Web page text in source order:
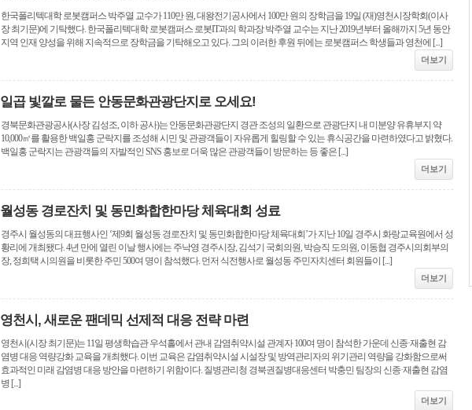
한국폴리텍대학 로봇캠퍼스 박주열 교수가 110만 원, 대왕전기공사에서 100만 원의 장학금을 19일 (재)영천시장학회(이사
장 최기문)에 기탁했다. 한국폴리텍대학 로봇캠퍼스 로봇IT과의 학과장 박주열 교수는 지난 2019년부터 올해까지 5년 동안
지역 인재 양성을 위해 지속적으로 장학금을 기탁해오고 있다. 그의 이러한 후원 뒤에는 로봇캠퍼스 학생들과 영천에 [...]
더보기
일곱 빛깔로 물든 안동문화관광단지로 오세요!
경북문화관광공사(사장 김성조, 이하 공사)는 안동문화관광단지 경관 조성의 일환으로 관광단지 내 미분양 유휴부지 약
10,000㎡를 활용한 백일홍 군락지를 조성해 시민 및 관광객들이 자유롭게 힐링할 수 있는 휴식공간을 마련하였다고 밝혔다.
백일홍 군락지는 관광객들의 자발적인 SNS 홍보로 더욱 많은 관광객들이 방문하는 등 좋은 [...]
더보기
월성동 경로잔치 및 동민화합한마당 체육대회 성료
경주시 월성동의 대표행사인 ‘제9회 월성동 경로잔치 및 동민화합한마당 체육대회’가 지난 10일 경주시 화랑교육원에서 성
황리에 개최됐다. 4년 만에 열린 이날 행사에는 주낙영 경주시장, 김석기 국회의원, 박승직 도의원, 이동협 경주시의회부의
장, 정희택 시의원을 비롯한 주민 500여 명이 참석했다. 먼저 식전행사로 월성동 주민자치센터 회원들이 [...]
더보기
영천시, 새로운 팬데믹 선제적 대응 전략 마련
영천시(시장 최기문)는 11일 평생학습관 우석홀에서 관내 감염취약시설 관계자 100여 명이 참석한 가운데 신종·재출현 감
염병 대응 역량강화 교육을 개최했다. 이번 교육은 감염취약시설 시설장 및 방역관리자의 위기관리 역량을 강화함으로써
효과적인 미래 감염병 대응 방안을 마련하기 위함이다. 질병관리청 경북권질병대응센터 박충민 팀장의 신종·재출현 감염
병 [...]
더보기